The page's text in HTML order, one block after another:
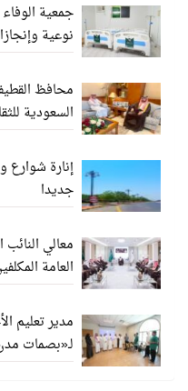
جمعية
نوعية
محافظ
السعودية
جديدا
معالي
العامة
مدير تعليم
لـ«بصمات مدن